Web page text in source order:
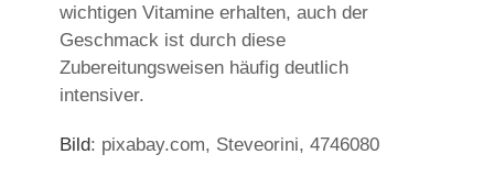
wichtigen Vitamine erhalten, auch der
Geschmack ist durch diese
Zubereitungsweisen häufig deutlich
intensiver.
Bild: pixabay.com, Steveorini, 4746080